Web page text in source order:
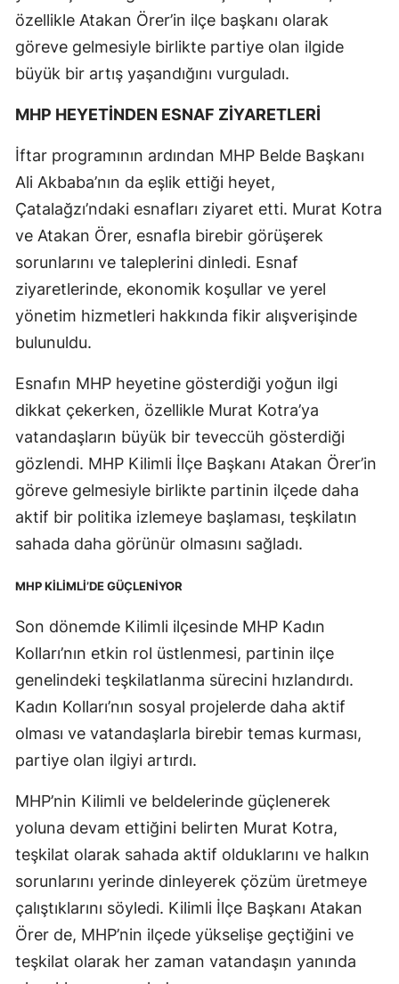
özellikle Atakan Örer’in ilçe başkanı olarak
göreve gelmesiyle birlikte partiye olan ilgide
büyük bir artış yaşandığını vurguladı.
MHP HEYETİNDEN ESNAF ZİYARETLERİ
İftar programının ardından MHP Belde Başkanı
Ali Akbaba’nın da eşlik ettiği heyet,
Çatalağzı’ndaki esnafları ziyaret etti. Murat Kotra
ve Atakan Örer, esnafla birebir görüşerek
sorunlarını ve taleplerini dinledi. Esnaf
ziyaretlerinde, ekonomik koşullar ve yerel
yönetim hizmetleri hakkında fikir alışverişinde
bulunuldu.
Esnafın MHP heyetine gösterdiği yoğun ilgi
dikkat çekerken, özellikle Murat Kotra’ya
vatandaşların büyük bir teveccüh gösterdiği
gözlendi. MHP Kilimli İlçe Başkanı Atakan Örer’in
göreve gelmesiyle birlikte partinin ilçede daha
aktif bir politika izlemeye başlaması, teşkilatın
sahada daha görünür olmasını sağladı.
MHP KİLİMLİ’DE GÜÇLENİYOR
Son dönemde Kilimli ilçesinde MHP Kadın
Kolları’nın etkin rol üstlenmesi, partinin ilçe
genelindeki teşkilatlanma sürecini hızlandırdı.
Kadın Kolları’nın sosyal projelerde daha aktif
olması ve vatandaşlarla birebir temas kurması,
partiye olan ilgiyi artırdı.
MHP’nin Kilimli ve beldelerinde güçlenerek
yoluna devam ettiğini belirten Murat Kotra,
teşkilat olarak sahada aktif olduklarını ve halkın
sorunlarını yerinde dinleyerek çözüm üretmeye
çalıştıklarını söyledi. Kilimli İlçe Başkanı Atakan
Örer de, MHP’nin ilçede yükselişe geçtiğini ve
teşkilat olarak her zaman vatandaşın yanında